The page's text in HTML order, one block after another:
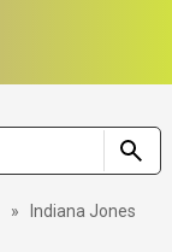
»
Indiana Jones